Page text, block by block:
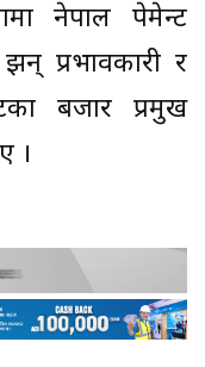
नेपाल पेमेन्ट
प्रभावकारी र
बजार प्रमुख
।